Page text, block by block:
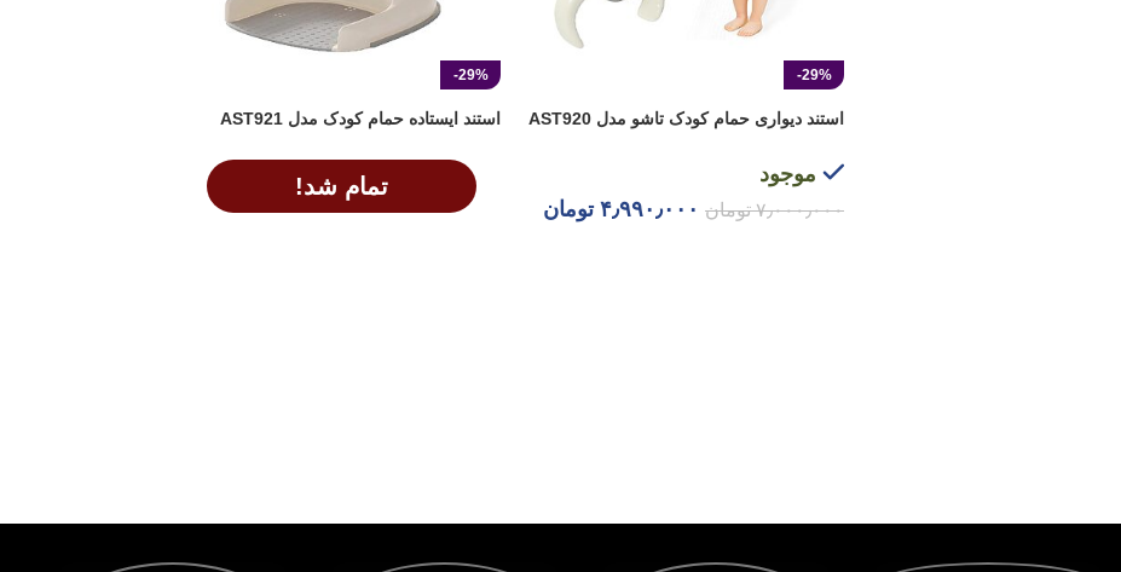
-29%
استند دیواری حمام کودک تاشو مدل AST920
موجود
۷٫۰۰۰٫۰۰۰ تومان ۴٫۹۹۰٫۰۰۰ تومان
-29%
استند ایستاده حمام کودک مدل AST921
تمام شد!